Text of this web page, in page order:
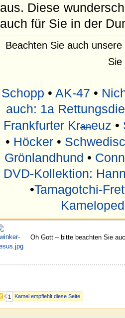
1 Kamel empfiehlt diese Seite
aus. Diese
auch für Sie in der
Beachten Sie auch
Schopp • AK-47 •
auch: 1a
Frankfurter Kraneuz •
• Höcker •
Grönlandhund •
DVD-Kollektion:
•Tamagotchi-
Oh Gott – bitte beachten Sie